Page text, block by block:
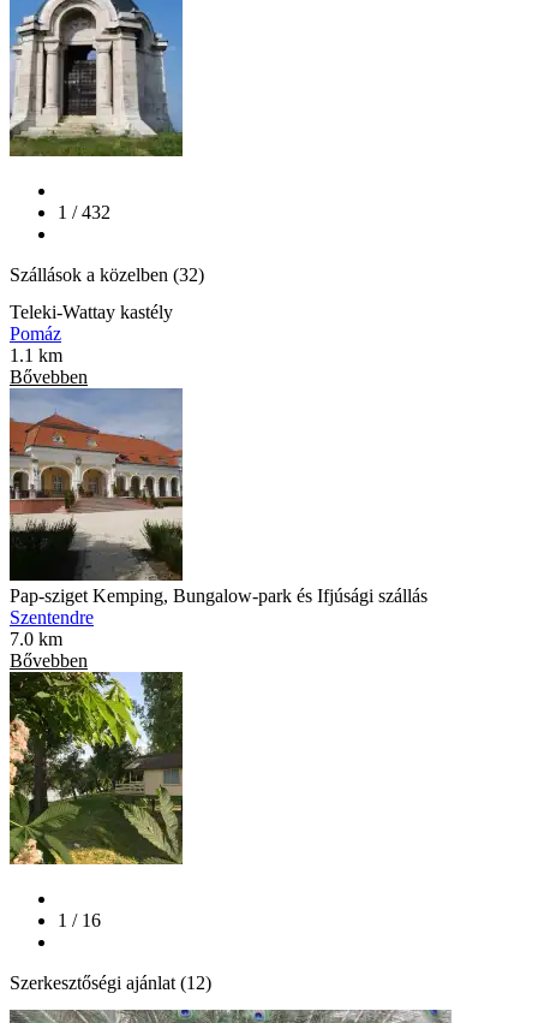
1 / 432
Szállások a közelben (32)
Teleki-Wattay kastély
Pomáz
1.1 km
Bővebben
Pap-sziget Kemping, Bungalow-park és Ifjúsági szállás
Szentendre
7.0 km
Bővebben
1 / 16
Szerkesztőségi ajánlat (12)